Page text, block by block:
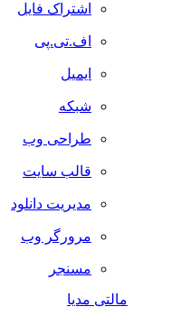
اشتراک فایل
اف.تی.پی
ایمیل
شبکه
طراحی وب
قالب سایت
مدیریت دانلود
مرورگر وب
مسنجر
مالتی مدیا